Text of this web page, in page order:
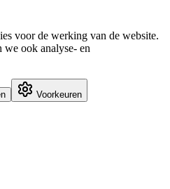
voor de werking van de website.
we ook analyse- en
Voorkeuren